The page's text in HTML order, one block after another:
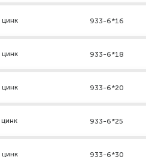
933-6*16
933-6*18
933-6*20
933-6*25
933-6*30